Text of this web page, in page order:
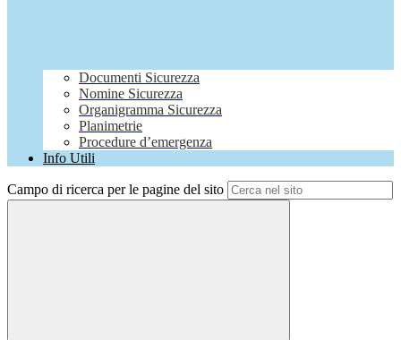
Documenti Sicurezza
Nomine Sicurezza
Organigramma Sicurezza
Planimetrie
Procedure d’emergenza
Info Utili
Campo di ricerca per le pagine del sito